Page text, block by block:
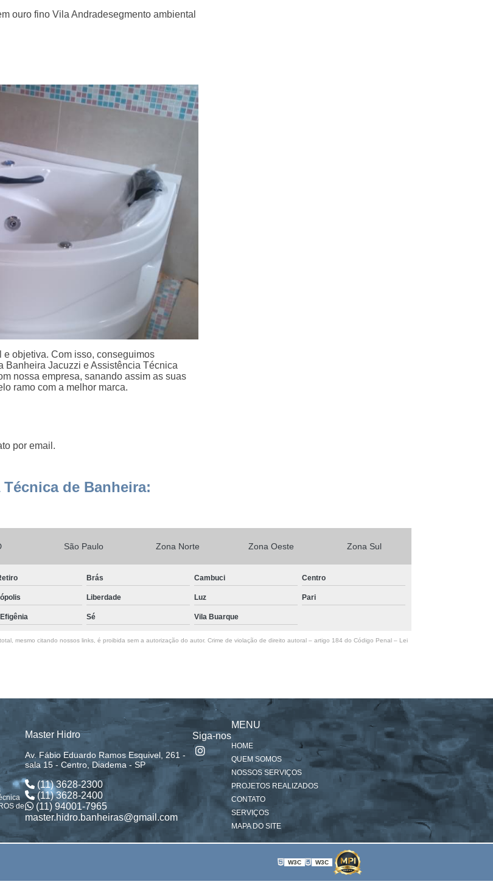
ouro fino Vila Andradesegmento ambiental
objetiva. Com isso, conseguimos
Banheira Jacuzzi e Assistência Técnica
nossa empresa, sanando assim as suas
ramo com a melhor marca.
por email.
de Banheira:
São Paulo Zona Norte Zona Oeste Zona Sul
Brás Cambuci Centro
Liberdade Luz Pari
Sé Vila Buarque
mesmo citando nossos links, é proibida sem a autorização do autor. Crime de violação de direito autoral – artigo 184 do Código Penal – Lei
de
Master Hidro
Av. Fábio Eduardo Ramos Esquivel, 261 -
sala 15 - Centro, Diadema - SP
(11) 3628-2300
(11) 3628-2400
(11) 94001-7965
master.hidro.banheiras@gmail.com
Siga-nos
MENU
HOME
QUEM SOMOS
NOSSOS SERVIÇOS
PROJETOS REALIZADOS
CONTATO
SERVIÇOS
MAPA DO SITE
W3C W3C